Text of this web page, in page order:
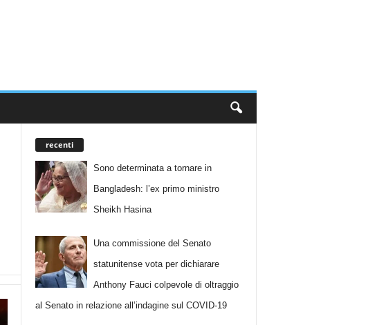
recenti
Sono determinata a tornare in
Bangladesh: l’ex primo ministro
Sheikh Hasina
Una commissione del Senato
statunitense vota per dichiarare
Anthony Fauci colpevole di oltraggio
al Senato in relazione all’indagine sul COVID-19